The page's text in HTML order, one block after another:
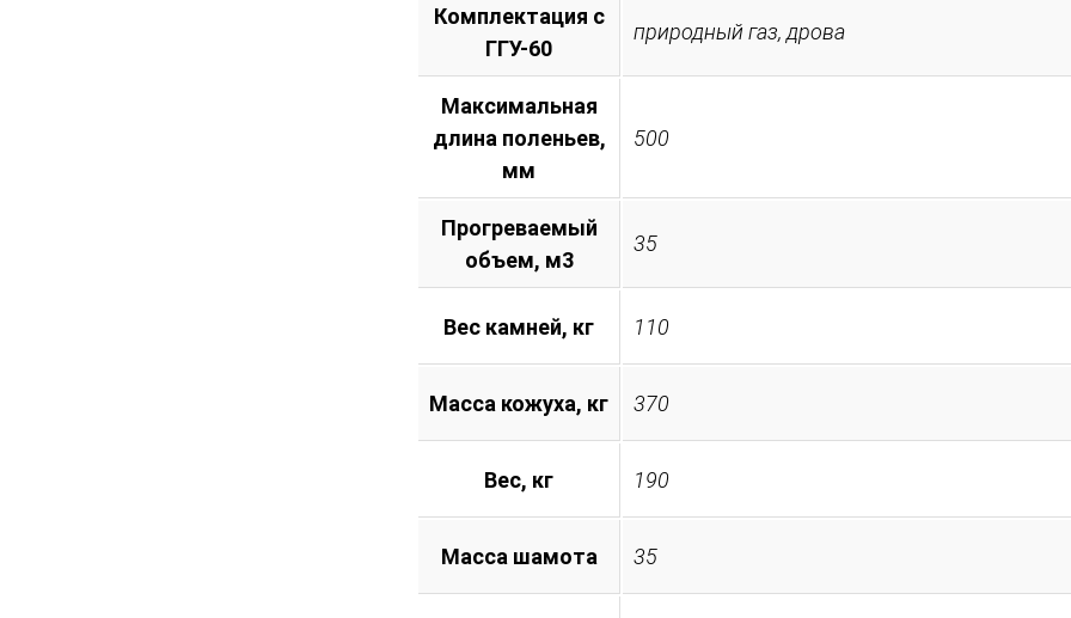
Комплектация с
ГГУ-60
природный газ, дрова
Максимальная
длина поленьев,
мм
500
Прогреваемый
объем, м3
35
Вес камней, кг 110
Масса кожуха, кг 370
Вес, кг 190
Масса шамота 35